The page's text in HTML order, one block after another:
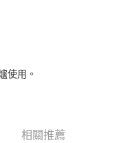
使用。
相關推薦